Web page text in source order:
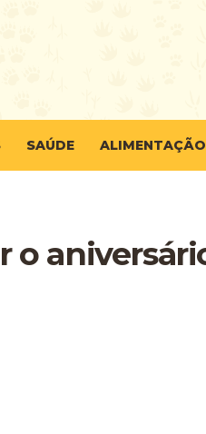
SAÚDE ALIMENTAÇÃO
o